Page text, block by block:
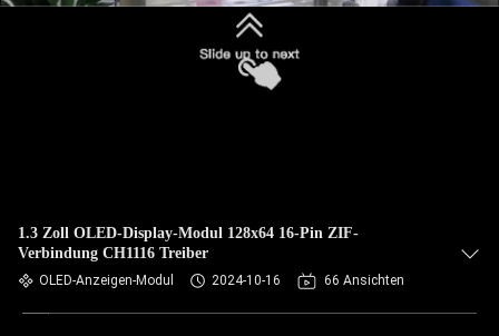
1.3 Zoll OLED-Display-Modul 128x64 16-Pin ZIF-
Verbindung CH1116 Treiber
OLED-Anzeigen-Modul 2024-10-16 66 Ansichten